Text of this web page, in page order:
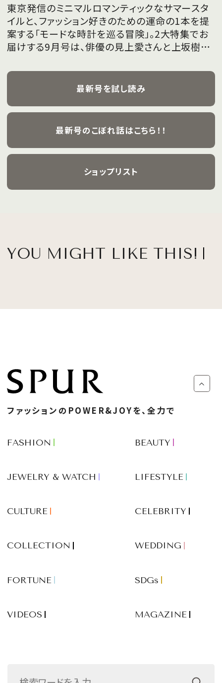
東京発信のミニマルロマンティックなサマースタ
イルと、ファッション好きのための運命の1本を提
案する「モードな時計を巡る冒険」。2大特集でお
届けする9月号は、俳優の見上愛さんと上坂樹里
飾ります。
最新号を試し読み
最新号のこぼれ話はこちら！！
ショップリスト
YOU MIGHT LIKE THIS!
ファッションのPOWER&JOYを、全力で
FASHION BEAUTY
JEWELRY & WATCH LIFESTYLE
CULTURE CELEBRITY
COLLECTION WEDDING
FORTUNE SDGs
VIDEOS MAGAZINE